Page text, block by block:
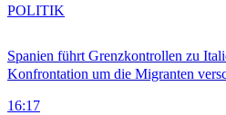
Spanien führt Grenzkontrollen zu
Konfrontation um die Migranten
16:17
POLITIK